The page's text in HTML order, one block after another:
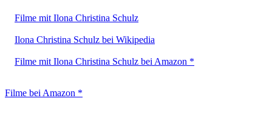
Filme mit Ilona Christina Schulz
Ilona Christina Schulz bei Wikipedia
Filme mit Ilona Christina Schulz bei Amazon *
Filme bei Amazon *